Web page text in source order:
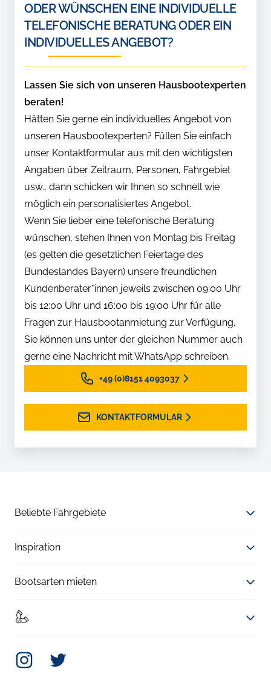
ODER WÜNSCHEN EINE INDIVIDUELLE
TELEFONISCHE BERATUNG ODER EIN
INDIVIDUELLES ANGEBOT?
Lassen Sie sich von unseren Hausbootexperten
beraten!
Hätten Sie gerne ein individuelles Angebot von
unseren Hausbootexperten? Füllen Sie einfach
unser Kontaktformular aus mit den wichtigsten
Angaben über Zeitraum, Personen, Fahrgebiet
usw., dann schicken wir Ihnen so schnell wie
möglich ein personalisiertes Angebot.
Wenn Sie lieber eine telefonische Beratung
wünschen, stehen Ihnen von Montag bis Freitag
(es gelten die gesetzlichen Feiertage des
Bundeslandes Bayern) unsere freundlichen
Kundenberater*innen jeweils zwischen 09:00 Uhr
bis 12:00 Uhr und 16:00 bis 19:00 Uhr für alle
Fragen zur Hausbootanmietung zur Verfügung.
Sie können uns unter der gleichen Nummer auch
gerne eine Nachricht mit WhatsApp schreiben.
+49 (0)8151 4093037
KONTAKTFORMULAR
Beliebte Fahrgebiete
Inspiration
Bootsarten mieten
InstagramTwitter